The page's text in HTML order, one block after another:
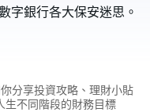
字銀行各大保安迷思。
字銀行各大保安迷思。
分享投資攻略、理財小貼
生不同階段的財務目標